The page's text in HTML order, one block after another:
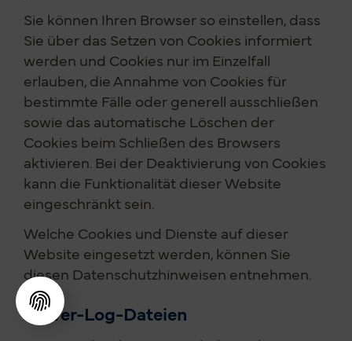
Sie können Ihren Browser so einstellen, dass
Sie über das Setzen von Cookies informiert
werden und Cookies nur im Einzelfall
erlauben, die Annahme von Cookies für
bestimmte Fälle oder generell ausschließen
sowie das automatische Löschen der
Cookies beim Schließen des Browsers
aktivieren. Bei der Deaktivierung von Cookies
kann die Funktionalität dieser Website
eingeschränkt sein.
Welche Cookies und Dienste auf dieser
Website eingesetzt werden, können Sie
diesen Datenschutzhinweisen entnehmen.
Server-Log-Dateien